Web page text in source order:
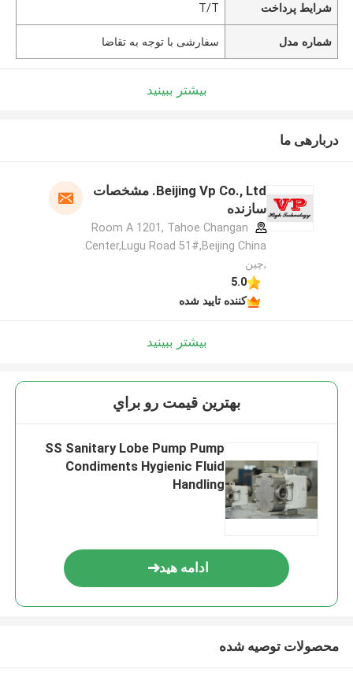
شرایط پرداخت T/T
شماره مدل سفارشی با توجه به تقاضا
بیشتر ببینید
دربارهی ما
Beijing Vp Co., Ltd. مشخصات
سازنده
Room A 1201, Tahoe Changan
Center,Lugu Road 51#,Beijing China.
,چین
5.0
کننده تایید شده
بیشتر ببینید
بهترين قيمت رو براي
SS Sanitary Lobe Pump Pump
Condiments Hygienic Fluid
Handling
ادامه هید
محصولات توصیه شده